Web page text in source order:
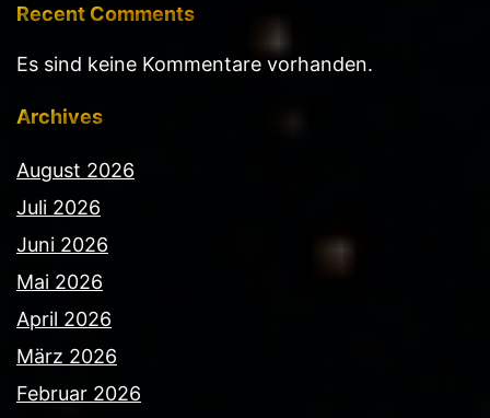
Recent Comments
Es sind keine Kommentare vorhanden.
Archives
August 2026
Juli 2026
Juni 2026
Mai 2026
April 2026
März 2026
Februar 2026